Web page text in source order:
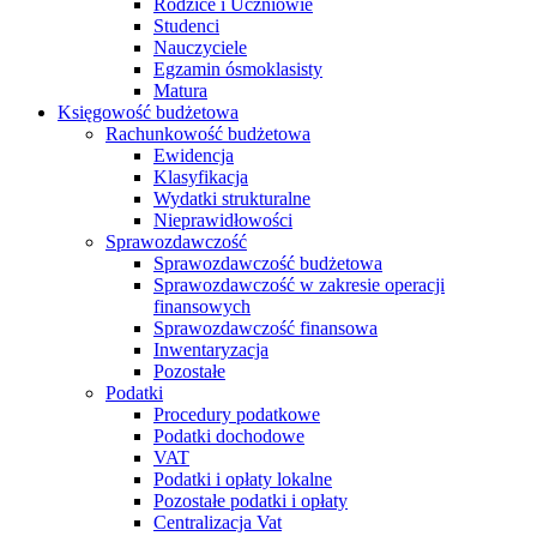
Rodzice i Uczniowie
Studenci
Nauczyciele
Egzamin ósmoklasisty
Matura
Księgowość budżetowa
Rachunkowość budżetowa
Ewidencja
Klasyfikacja
Wydatki strukturalne
Nieprawidłowości
Sprawozdawczość
Sprawozdawczość budżetowa
Sprawozdawczość w zakresie operacji
finansowych
Sprawozdawczość finansowa
Inwentaryzacja
Pozostałe
Podatki
Procedury podatkowe
Podatki dochodowe
VAT
Podatki i opłaty lokalne
Pozostałe podatki i opłaty
Centralizacja Vat